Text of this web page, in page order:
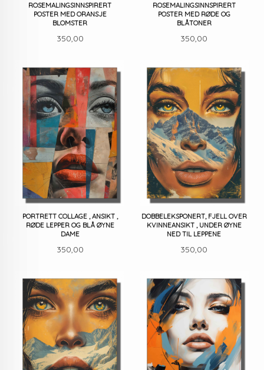
ROSEMALINGSINNSPIRERT
POSTER MED ORANSJE
BLOMSTER
Pris
350,00
ROSEMALINGSINNSPIRERT
POSTER MED RØDE OG
BLÅTONER
Pris
350,00
PORTRETT COLLAGE , ANSIKT ,
RØDE LEPPER OG BLÅ ØYNE
DAME
Pris
350,00
DOBBELEKSPONERT, FJELL OVER
KVINNEANSIKT , UNDER ØYNE
NED TIL LEPPENE
Pris
350,00